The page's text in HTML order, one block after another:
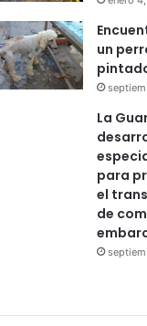
un
La
para
el
de